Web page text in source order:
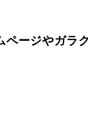
ページやガラ